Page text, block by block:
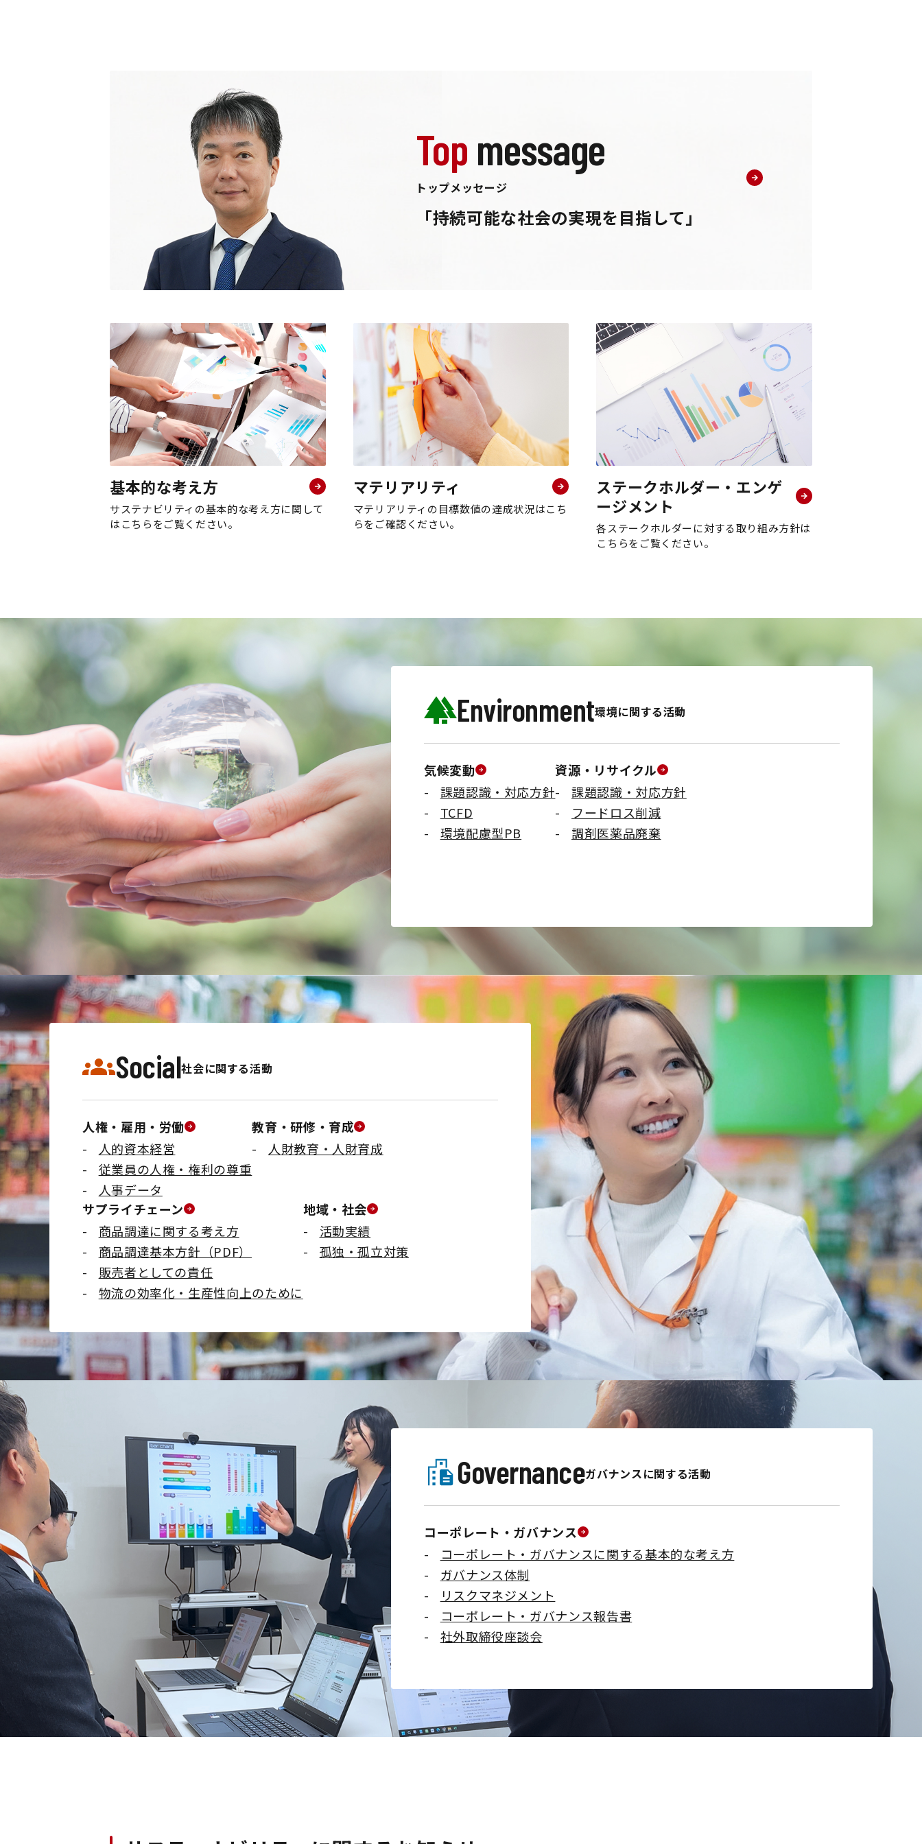
Top message
トップメッセージ
「持続可能な社会の実現を目指して」
基本的な考え方
サステナビリティの基本的な考え方に関して
はこちらをご覧ください。
マテリアリティ
マテリアリティの目標数値の達成状況はこち
らをご確認ください。
ステークホルダー・エンゲ
ージメント
各ステークホルダーに対する取り組み方針は
こちらをご覧ください。
Environment環境に関する活動
気候変動
課題認識・対応方針
TCFD
環境配慮型PB
資源・リサイクル
課題認識・対応方針
フードロス削減
調剤医薬品廃棄
Social社会に関する活動
人権・雇用・労働
人的資本経営
従業員の人権・権利の尊重
人事データ
教育・研修・育成
人財教育・人財育成
サプライチェーン
商品調達に関する考え方
商品調達基本方針（PDF）
販売者としての責任
物流の効率化・生産性向上のために
地域・社会
活動実績
孤独・孤立対策
Governanceガバナンスに関する活動
コーポレート・ガバナンス
コーポレート・ガバナンスに関する基本的な考え方
ガバナンス体制
リスクマネジメント
コーポレート・ガバナンス報告書
社外取締役座談会